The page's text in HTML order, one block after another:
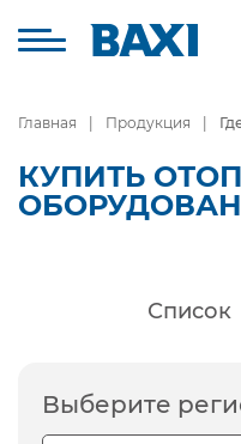
Главная Продукция
КУПИТЬ
Список
Выберите